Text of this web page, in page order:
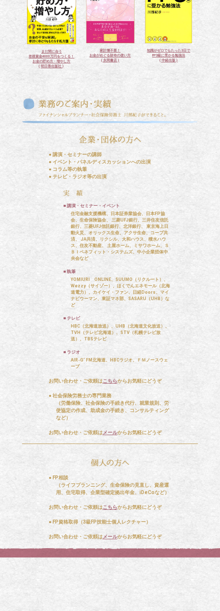
まだ間に合う
老後資金4000万円をつくる！
お金の貯め方・増やし方
( 明日香出版社 )
家計簿不要！
お金がめぐる財布の使い方
( 永岡書店 )
知識がゼロでもたった3日で
FP3級に受かる勉強法
( 中経出版 )
● 講演・セミナーの講師
● イベント・パネルディスカッションへの出演
● コラム等の執筆
● テレビ・ラジオ等の出演
■ 講演・セミナー・イベント
住宅金融支援機構、日本証券業協会、日本FP協
会、生命保険協会、 三菱UFJ銀行、三井住友信託
銀行、三菱UFJ信託銀行、北洋銀行、 東京海上日
動火災、オリックス生命、アクサ生命、コープ共
済、 JA共済、リクシル、大和ハウス、積水ハウ
ス、住友不動産、 土屋ホーム、ミサワホーム、Ｓ
ＢＩベネフィット・システムズ、中小企業団体中
央会など
■ 執筆
YOMIURI ONLINE、SUUMO（リクルート）、
Wezzy（サイゾー）、ほくでんエネモール（北海
道電力）、カイケイ・ファン、日経Doors、マイ
ナビウーマン、東証マネ部、SASARU（UHB）な
ど
■ テレビ
HBC（北海道放送）、UHB（北海道文化放送）、
TVH（テレビ北海道）、STV（札幌テレビ放
送）、TBSテレビ
■ ラジオ
AIR-G’ FM北海道、HBCラジオ、ＦＭノースウェ
ーブ
お問い合わせ・ご依頼はこちらからお気軽にどうぞ
● 社会保険労務士の専門業務
（労働保険、社会保険の手続き代行、就業規則、労
使協定の作成、助成金の手続き、コンサルティング
など）
お問い合わせ・ご依頼はメールからお気軽にどうぞ
● FP相談
（ライフプランニング、生命保険の見直し、資産運
用、住宅取得、企業型確定拠出年金、iDeCoなど）
お問い合わせ・ご依頼はこちらからお気軽にどうぞ
● FP資格取得（3級FP技能士個人レクチャー）
お問い合わせ・ご依頼はメールからお気軽にどうぞ